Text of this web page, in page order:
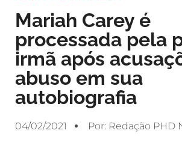
Mariah Carey é
processada pela
irmã após
abuso em sua
autobiografia
04/02/2021 Por: Redação PHD